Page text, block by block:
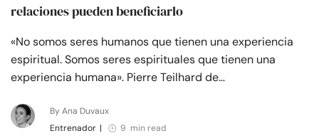
relaciones pueden beneficiarlo
«No somos seres humanos que tienen una experiencia
espiritual. Somos seres espirituales que tienen una
experiencia humana». Pierre Teilhard de…
By Ana Duvaux
Entrenador | 9 min read